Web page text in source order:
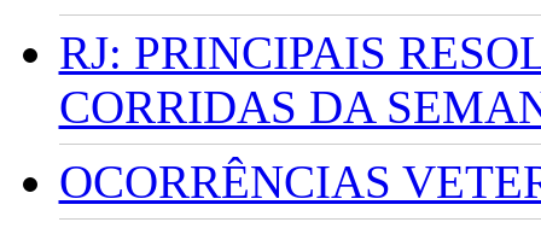
RJ: PRINCIPAIS
CORRIDAS DA
OCORRÊNCIAS